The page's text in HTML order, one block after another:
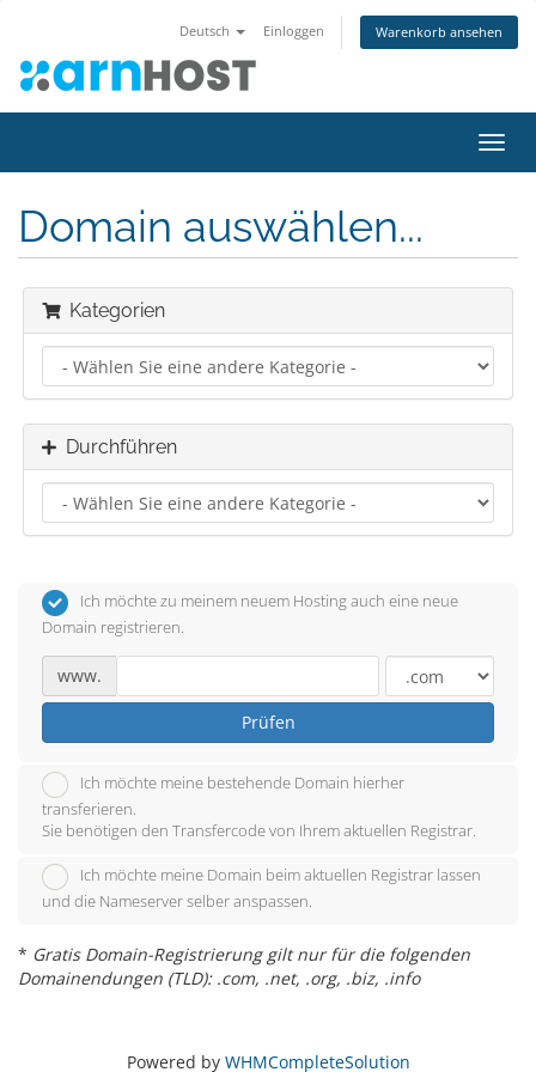
Deutsch Einloggen Warenkorb ansehen
ein-/
Domain auswählen...
Kategorien
Durchführen
Ich möchte zu meinem neuem Hosting auch eine neue
Domain registrieren.
www.
Prüfen
Ich möchte meine bestehende Domain hierher
transferieren.
Sie benötigen den Transfercode von Ihrem aktuellen Registrar.
Ich möchte meine Domain beim aktuellen Registrar lassen
und die Nameserver selber anspassen.
* Gratis Domain-Registrierung gilt nur für die folgenden
Domainendungen (TLD): .com, .net, .org, .biz, .info
Powered by WHMCompleteSolution